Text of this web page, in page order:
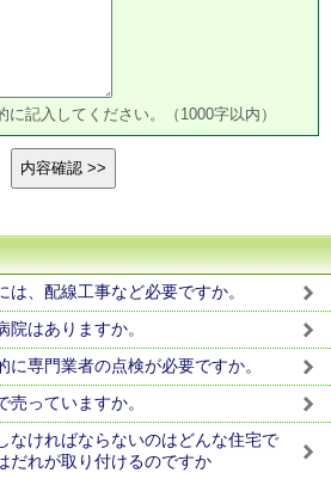
記入してください。（1000字以内）
、配線工事など必要ですか。
はありますか。
専門業者の点検が必要ですか。
っていますか。
なければならないのはどんな住宅で
だれが取り付けるのですか